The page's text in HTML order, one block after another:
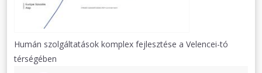
Humán szolgáltatások komplex fejlesztése a Velencei-tó
térségében